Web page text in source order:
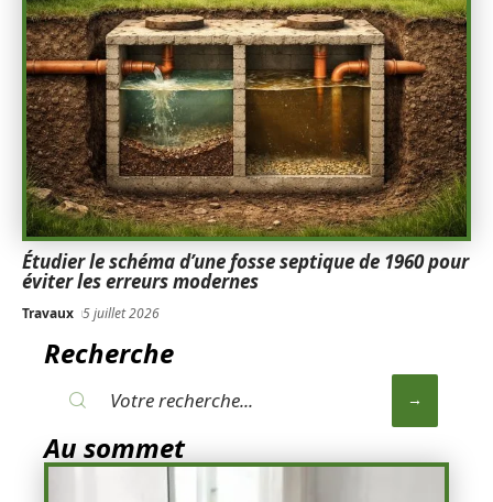
Étudier le schéma d’une fosse septique de 1960 pour
éviter les erreurs modernes
Travaux 5 juillet 2026
Recherche
Au sommet